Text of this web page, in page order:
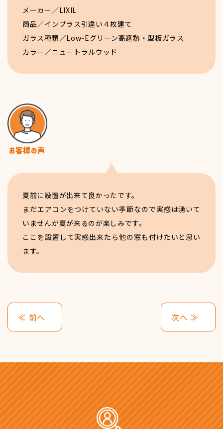
メーカー／LIXIL
商品／インプラス引違い４枚建て
ガラス種類／Low-Eグリーン高遮熱・型板ガラス
カラー／ニュートラルウッド
夏前に設置が出来て良かったです。
まだエアコンをつけていない季節なので実感は湧いて
いませんが夏が来るのが楽しみです。
ここを設置して実感出来たら他の窓も付けたいと思い
ます。
≪ 前へ 次へ ≫